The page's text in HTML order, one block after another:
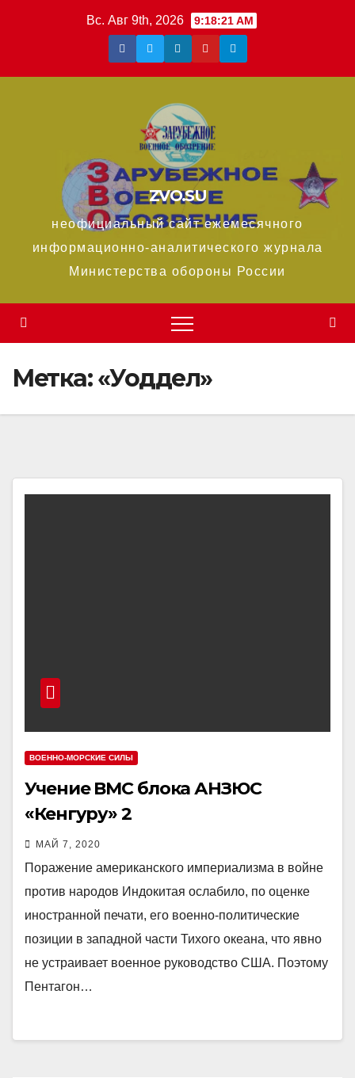
Вс. Авг 9th, 2026 9:18:22 AM
ZVO.SU
неофициальный сайт ежемесячного
информационно-аналитического журнала
Министерства обороны России
Метка:«Уоддел»
ВОЕННО-МОРСКИЕ СИЛЫ
Учение ВМС блока АНЗЮС
«Кенгуру» 2
МАЙ 7, 2020
Поражение американского империализма в войне
против народов Индокитая ослабило, по оценке
иностранной печати, его военно-политические
позиции в западной части Тихого океана, что явно
не устраивает военное руководство США. Поэтому
Пентагон…